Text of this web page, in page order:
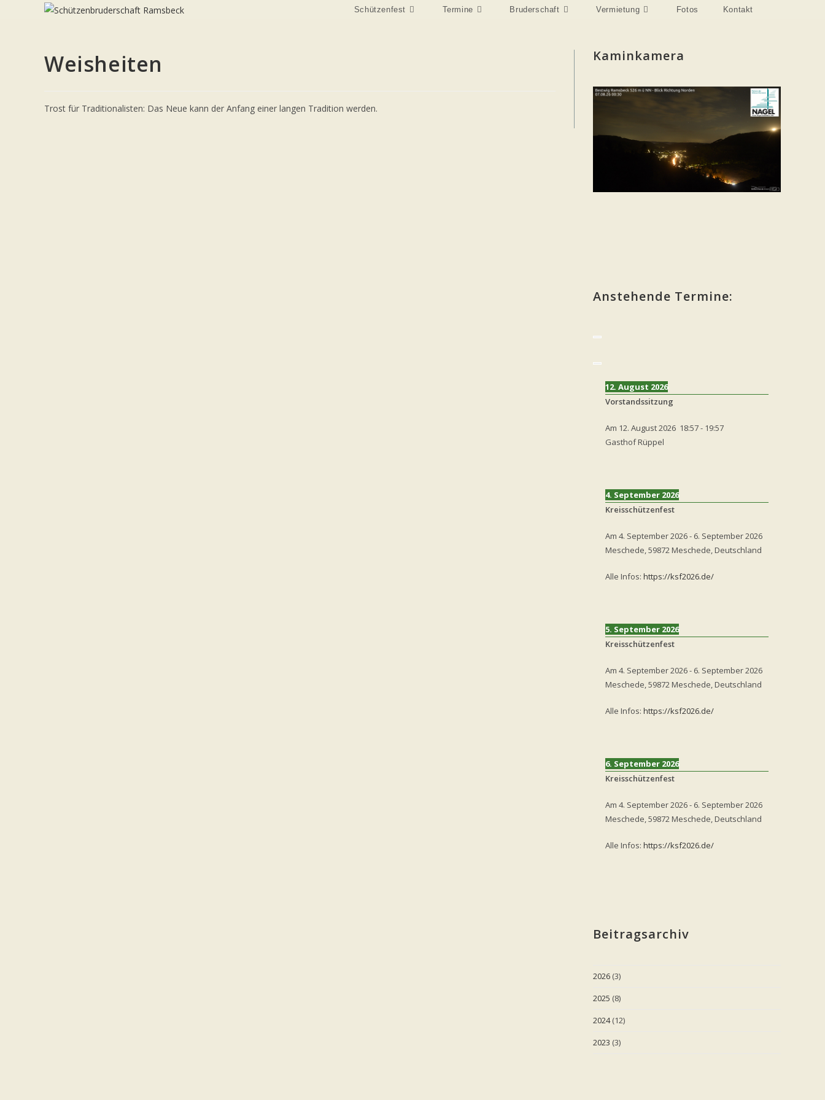
Schützenfest Termine Bruderschaft Vermietung Fotos Kontakt
Weisheiten
Trost für Traditionalisten: Das Neue kann der Anfang einer langen Tradition werden.
Kaminkamera
Anstehende Termine:
12. August 2026
Vorstandssitzung
Am 12. August 2026 18:57- 19:57
Gasthof Rüppel
4. September 2026
Kreisschützenfest
Am 4. September 2026- 6. September 2026
Meschede, 59872 Meschede, Deutschland
Alle Infos: https://ksf2026.de/
5. September 2026
Kreisschützenfest
Am 4. September 2026- 6. September 2026
Meschede, 59872 Meschede, Deutschland
Alle Infos: https://ksf2026.de/
6. September 2026
Kreisschützenfest
Am 4. September 2026- 6. September 2026
Meschede, 59872 Meschede, Deutschland
Alle Infos: https://ksf2026.de/
Beitragsarchiv
2026 (3)
2025 (8)
2024(12)
2023 (3)